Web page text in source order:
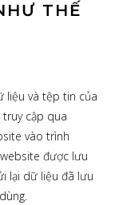
THẾ
liệu và tệp tin của
cập qua
vào trình
được lưu
lại dữ liệu đã lưu